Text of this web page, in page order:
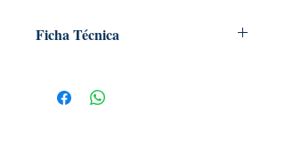
Ficha Técnica
Editorial: Nocturna ediciones
Idioma: Castellano